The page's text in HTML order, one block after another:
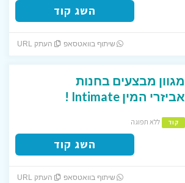
השג קוד
שיתוף בוואטסאפ העתק URL
מגוון מבצעים בחנות
אביזרי המין Intimate !
קוד ללא תפוגה
השג קוד
שיתוף בוואטסאפ העתק URL